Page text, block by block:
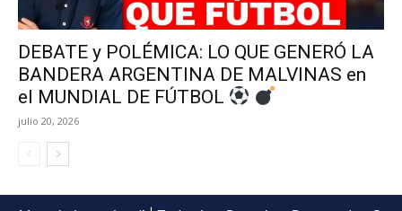
DEBATE y POLÉMICA: LO QUE GENERÓ LA
BANDERA ARGENTINA DE MALVINAS en
el MUNDIAL DE FÚTBOL
julio 20, 2026